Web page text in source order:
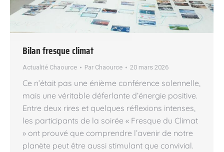
Bilan fresque climat
Actualité Chaource Par Chaource 20 mars 2026
Ce n’était pas une énième conférence solennelle,
mais une véritable déferlante d’énergie positive.
Entre deux rires et quelques réflexions intenses,
les participants de la soirée « Fresque du Climat
» ont prouvé que comprendre l’avenir de notre
planète peut être aussi stimulant que convivial.